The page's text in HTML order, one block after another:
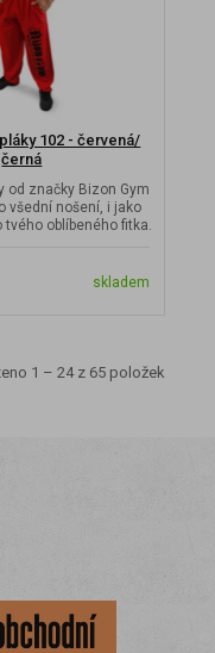
102 - červená/
černá
od značky Bizon Gym
všední nošení, i jako
tvého oblíbeného fitka.
skladem
1 – 24 z 65 položek